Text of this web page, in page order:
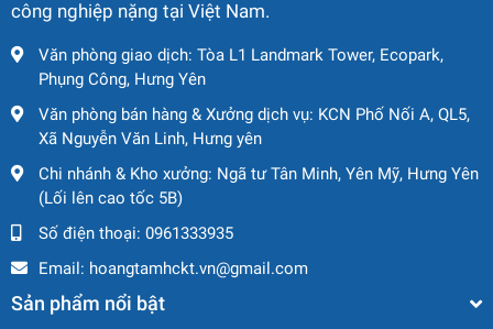
công nghiệp nặng tại Việt Nam.
Văn phòng giao dịch: Tòa L1 Landmark Tower, Ecopark,
Phụng Công, Hưng Yên
Văn phòng bán hàng & Xưởng dịch vụ: KCN Phố Nối A, QL5,
Xã Nguyễn Văn Linh, Hưng yên
Chi nhánh & Kho xưởng: Ngã tư Tân Minh, Yên Mỹ, Hưng Yên
(Lối lên cao tốc 5B)
Số điện thoại: 0961333935
Email: hoangtamhckt.vn@gmail.com
Sản phẩm nổi bật